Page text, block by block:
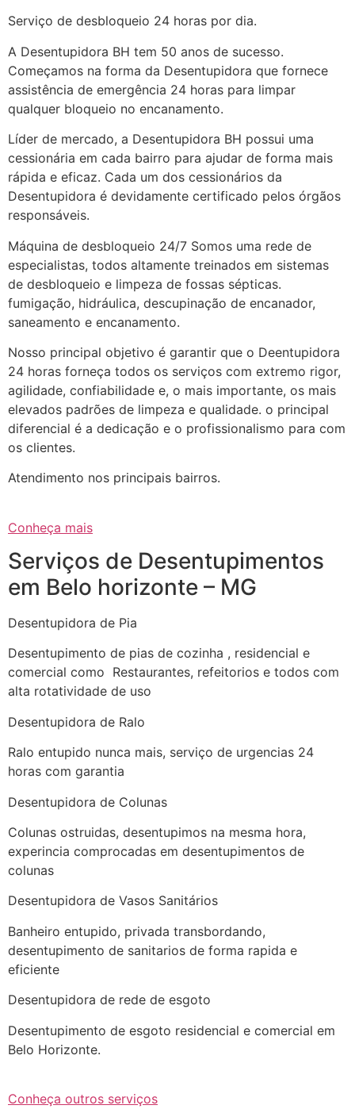
Serviço de desbloqueio 24 horas por dia.
A Desentupidora BH tem 50 anos de sucesso.
Começamos na forma da Desentupidora que fornece
assistência de emergência 24 horas para limpar
qualquer bloqueio no encanamento.
Líder de mercado, a Desentupidora BH possui uma
cessionária em cada bairro para ajudar de forma mais
rápida e eficaz. Cada um dos cessionários da
Desentupidora é devidamente certificado pelos órgãos
responsáveis.
Máquina de desbloqueio 24/7 Somos uma rede de
especialistas, todos altamente treinados em sistemas
de desbloqueio e limpeza de fossas sépticas.
fumigação, hidráulica, descupinação de encanador,
saneamento e encanamento.
Nosso principal objetivo é garantir que o Deentupidora
24 horas forneça todos os serviços com extremo rigor,
agilidade, confiabilidade e, o mais importante, os mais
elevados padrões de limpeza e qualidade. o principal
diferencial é a dedicação e o profissionalismo para com
os clientes.
Atendimento nos principais bairros.
Conheça mais
Serviços de Desentupimentos
em Belo horizonte – MG
Desentupidora de Pia
Desentupimento de pias de cozinha , residencial e
comercial como Restaurantes, refeitorios e todos com
alta rotatividade de uso
Desentupidora de Ralo
Ralo entupido nunca mais, serviço de urgencias 24
horas com garantia
Desentupidora de Colunas
Colunas ostruidas, desentupimos na mesma hora,
experincia comprocadas em desentupimentos de
colunas
Desentupidora de Vasos Sanitários
Banheiro entupido, privada transbordando,
desentupimento de sanitarios de forma rapida e
eficiente
Desentupidora de rede de esgoto
Desentupimento de esgoto residencial e comercial em
Belo Horizonte.
Conheça outros serviços